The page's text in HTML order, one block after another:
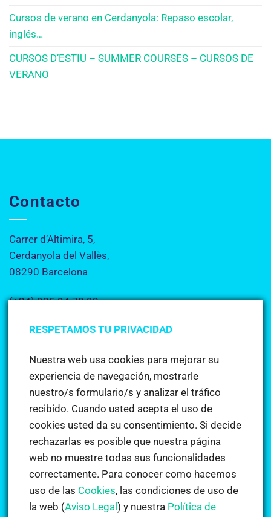
Cursos de verano en Cerdanyola: Repaso escolar,
inglés…
CURSOS D’ESTIU – SUMMER COURSES – CURSOS DE
VERANO
Contacto
Carrer d’Altimira, 5,
Cerdanyola del Vallès,
08290 Barcelona
(+34) 935 94 70 92
Dónde estamos
Noticias
Deseo para año nuevo: Aprender inglés
Comentarios desactivadosen
Deseo
año
Cursos estiu 2018
RESPETAMOS TU PRIVACIDAD
Nuestra web usa cookies para mejorar su
experiencia de navegación, mostrarle
nuestro/s formulario/s y analizar el tráfico
recibido. Cuando usted acepta el uso de
cookies usted da su consentimiento. Si decide
rechazarlas es posible que nuestra página
web no muestre todas sus funcionalidades
correctamente. Para conocer como hacemos
uso de las Cookies, las condiciones de uso de
la web (Aviso Legal) y nuestra Política de